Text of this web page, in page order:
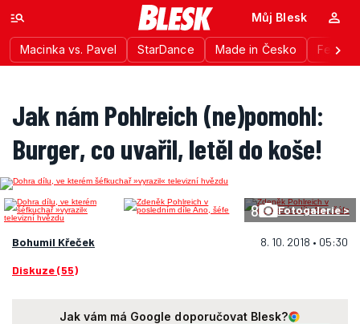
Macinka vs. Pavel StarDance Made in Česko
Můj Blesk
Jak nám Pohlreich (ne)pomohl:
Burger, co uvařil, letěl do koše!
8 Fotogalerie >
Bohumil Křeček 8. 10. 2018 • 05:30
Diskuze (55)
Jak vám má Google doporučovat Blesk?